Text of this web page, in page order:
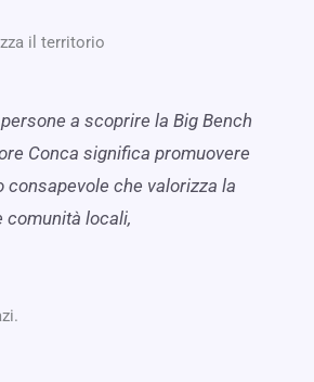
il territorio
a scoprire la Big Bench
Conca significa promuovere
consapevole che valorizza la
comunità locali,